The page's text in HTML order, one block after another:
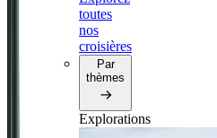
toutes
nos
croisières
Par
thèmes
Explorations